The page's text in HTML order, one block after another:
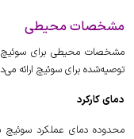
مشخصات محیطی
توصیه‌شده برای سوئیچ ارائه
دمای کارکرد